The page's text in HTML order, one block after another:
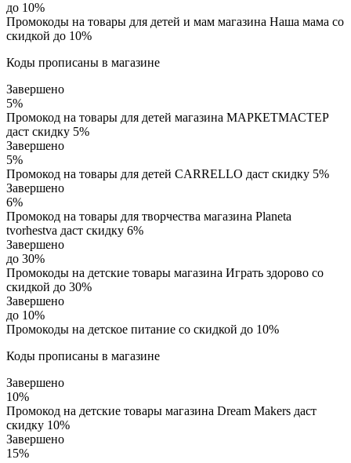
до 10%
Промокоды на товары для детей и мам магазина Наша мама со
скидкой до 10%
Коды прописаны в магазине
Завершено
5%
Промокод на товары для детей магазина МАРКЕТМАСТЕР
даст скидку 5%
Завершено
5%
Промокод на товары для детей CARRELLO даст скидку 5%
Завершено
6%
Промокод на товары для творчества магазина Planeta
tvorhestva даст скидку 6%
Завершено
до 30%
Промокоды на детские товары магазина Играть здорово со
скидкой до 30%
Завершено
до 10%
Промокоды на детское питание со скидкой до 10%
Коды прописаны в магазине
Завершено
10%
Промокод на детские товары магазина Dream Makers даст
скидку 10%
Завершено
15%